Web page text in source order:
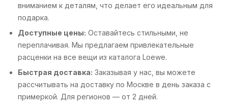
вниманием к деталям, что делает его идеальным для
подарка.
Доступные цены: Оставайтесь стильными, не
переплачивая. Мы предлагаем привлекательные
расценки на все вещи из каталога Loewe.
Быстрая доставка: Заказывая у нас, вы можете
рассчитывать на доставку по Москве в день заказа с
примеркой. Для регионов — от 2 дней.